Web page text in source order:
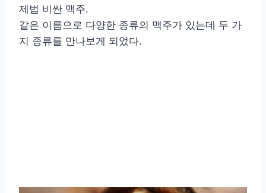
제법 비싼 맥주.
같은 이름으로 다양한 종류의 맥주가 있는데 두 가
지 종류를 만나보게 되었다.